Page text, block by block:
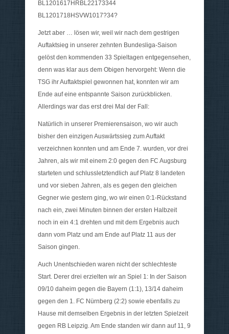
BL1201617HRBL22173344
BL1201718HSVW1017?34?
Jetzt aber … lösen wir, weil wir nach dem gestrigen
Auftaktsieg in unserer zehnten Bundesliga-Saison
gelöst den kommenden 33 Spieltagen entgegensehen,
denn was klar aus dem Obigen hervorgeht: Wenn die
TSG ihr Auftaktspiel gewonnen hat, konnten wir am
Ende auf eine entspannte Saison zurückblicken.
Allerdings war das erst drei Mal der Fall:
Natürlich in unserer Premierensaison, wo wir auch
bisher den einzigen Auswärtssieg zum Auftakt
verzeichnen konnten und am Ende 7. wurden, vor drei
Jahren, als wir mit einem 2:0 gegen den FC Augsburg
starteten und schlussletztendlich auf Platz 8 landeten
und vor sieben Jahren, als es gegen den gleichen
Gegner wie gestern ging, wo wir einen 0:1-Rückstand
nach ein, zwei Minuten binnen der ersten Halbzeit
noch in ein 4:1 drehten und mit dem Ergebnis auch
dann vom Platz und am Ende auf Platz 11 aus der
Saison gingen.
Auch Unentschieden waren nicht der schlechteste
Start. Derer drei erzielten wir an Spiel 1: In der Saison
09/10 daheim gegen die Bayern (1:1), 13/14 daheim
gegen den 1. FC Nürnberg (2:2) sowie ebenfalls zu
Hause mit demselben Ergebnis in der letzten Spielzeit
gegen RB Leipzig. Am Ende standen wir dann auf 11, 9